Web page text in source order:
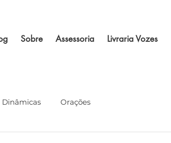
Sobre Assessoria Livraria Vozes
Dinâmicas Orações